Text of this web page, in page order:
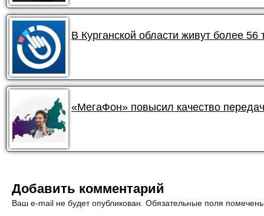
В Курганской области живут более
«МегаФон» повысил качество
Добавить комментарий
Ваш e-mail не будет опубликован. Обязательные поля